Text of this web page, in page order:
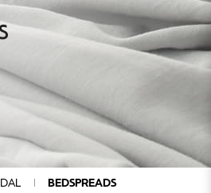
BEDSPREADS